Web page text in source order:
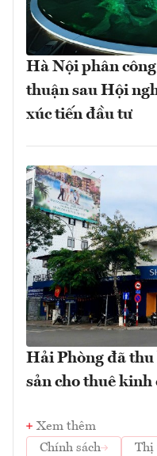
Hà Nội phân
thuận sau Hội
xúc tiến đầu tư
Hải Phòng đã thu
sản cho thuê kinh
Xem thêm
Chính sách
Thị